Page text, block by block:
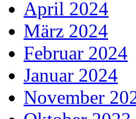
April 2024
März 2024
Februar 2024
Januar 2024
November